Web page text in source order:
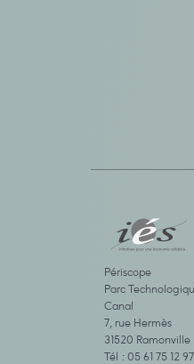
Périscope
Parc
Canal
7, rue Hermès
31520 Ramonville
Tél : 05 61 75 12 97